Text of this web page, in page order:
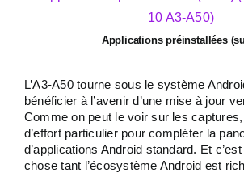
Applications préinstallées
L’A3-A50 tourne sous le système
bénéficier à l’avenir d’une mise à jour
Comme on peut le voir sur les
d’effort particulier pour compléter la
d’applications Android standard. Et
chose tant l’écosystème Android est